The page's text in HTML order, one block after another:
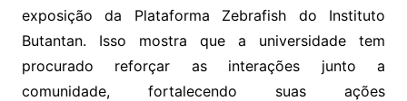
exposição da Plataforma Zebrafish do Instituto
Butantan. Isso mostra que a universidade tem
procurado reforçar as interações junto a
comunidade, fortalecendo suas ações